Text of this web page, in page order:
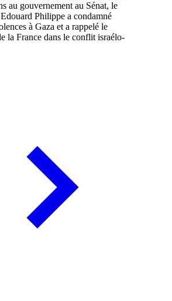
au gouvernement au Sénat, le
Philippe a condamné
à Gaza et a rappelé le
la France dans le conflit israélo-